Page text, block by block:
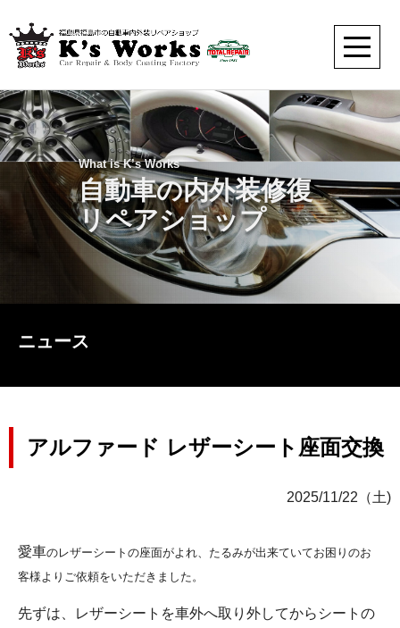
What is K’s Works
自動車の内外装修復
リペアショップ
ニュース
アルファード レザーシート座面交換
2025/11/22（土)
愛車のレザーシートの座面がよれ、たるみが出来ていてお困りのお
客様よりご依頼をいただきました。
先ずは、レザーシートを車外へ取り外してからシートの